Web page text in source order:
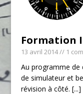
Formation
13 avril 2014// 1
Au programme de
de simulateur et
révision à côté.[...]